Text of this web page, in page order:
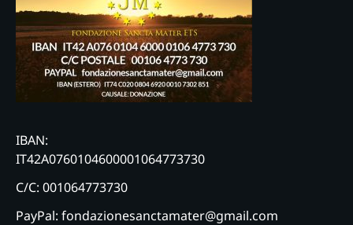
IBAN:
IT42A0760104600001064773730
C/C: 001064773730
PayPal: fondazionesanctamater@gmail.com